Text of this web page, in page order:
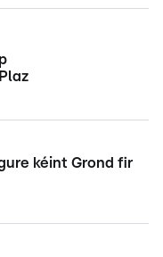
kéint Grond fir